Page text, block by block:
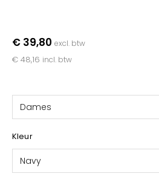
€ 39,80 excl. btw
€ 48,16 incl. btw
Dames
Kleur
Navy